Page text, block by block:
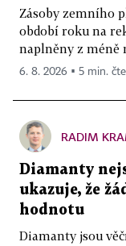
Zásoby zemního
období roku na
naplněny z méně
6. 8. 2026 ▪ 5 min.
RADIM
Diamanty
ukazuje, že
hodnotu
Diamanty jsou